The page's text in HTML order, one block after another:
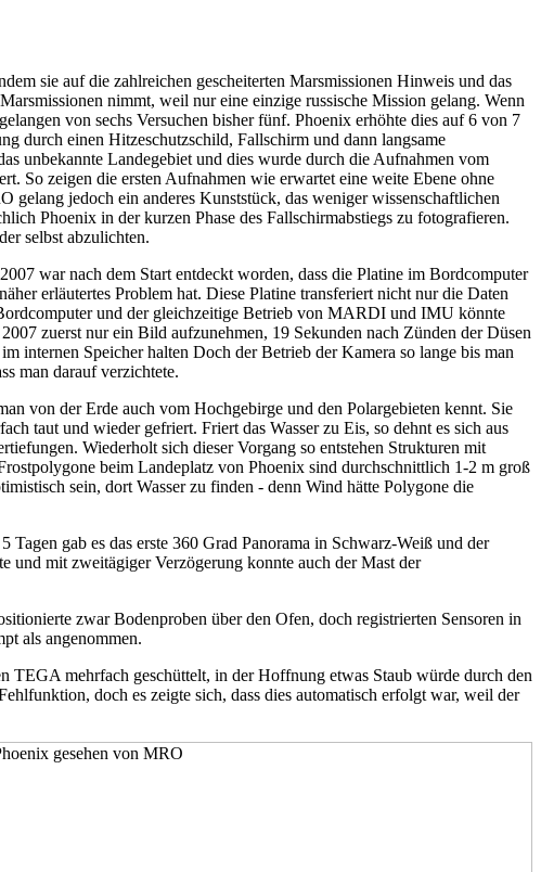
sie auf die zahlreichen gescheiterten Marsmissionen Hinweis und das
nimmt, weil nur eine einzige russische Mission gelang. Wenn
von sechs Versuchen bisher fünf. Phoenix erhöhte dies auf 6 von 7
durch einen Hitzeschutzschild, Fallschirm und dann langsame
unbekannte Landegebiet und dies wurde durch die Aufnahmen vom
So zeigen die ersten Aufnahmen wie erwartet eine weite Ebene ohne
jedoch ein anderes Kunststück, das weniger wissenschaftlichen
Phoenix in der kurzen Phase des Fallschirmabstiegs zu fotografieren.
selbst abzulichten.
war nach dem Start entdeckt worden, dass die Platine im Bordcomputer
erläutertes Problem hat. Diese Platine transferiert nicht nur die Daten
und der gleichzeitige Betrieb von MARDI und IMU könnte
zuerst nur ein Bild aufzunehmen, 19 Sekunden nach Zünden der Düsen
internen Speicher halten Doch der Betrieb der Kamera so lange bis man
man darauf verzichtete.
von der Erde auch vom Hochgebirge und den Polargebieten kennt. Sie
taut und wieder gefriert. Friert das Wasser zu Eis, so dehnt es sich aus
Wiederholt sich dieser Vorgang so entstehen Strukturen mit
beim Landeplatz von Phoenix sind durchschnittlich 1-2 m groß
sein, dort Wasser zu finden - denn Wind hätte Polygone die
gab es das erste 360 Grad Panorama in Schwarz-Weiß und der
und mit zweitägiger Verzögerung konnte auch der Mast der
zwar Bodenproben über den Ofen, doch registrierten Sensoren in
als angenommen.
TEGA mehrfach geschüttelt, in der Hoffnung etwas Staub würde durch den
doch es zeigte sich, dass dies automatisch erfolgt war, weil der